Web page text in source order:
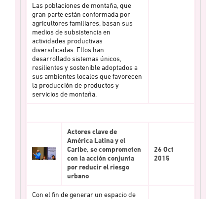
Las poblaciones de montaña, que
gran parte están conformada por
agricultores familiares, basan sus
medios de subsistencia en
actividades productivas
diversificadas. Ellos han
desarrollado sistemas únicos,
resilientes y sostenible adoptados a
sus ambientes locales que favorecen
la producción de productos y
servicios de montaña.
Actores clave de
América Latina y el
Caribe, se comprometen
con la acción conjunta
por reducir el riesgo
urbano
26 Oct
2015
Con el fin de generar un espacio de